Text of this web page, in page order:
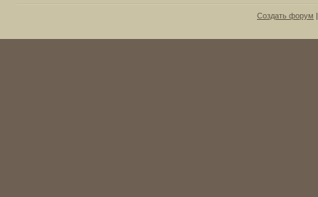
Создать форум